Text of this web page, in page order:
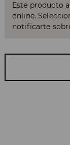
Este producto
online.
notificarte